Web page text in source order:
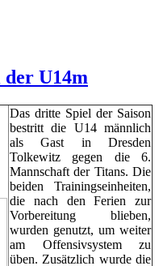
U14m
Das dritte Spiel der Saison
bestritt die U14 männlich
als Gast in Dresden
Tolkewitz gegen die 6.
Mannschaft der Titans. Die
beiden Trainingseinheiten,
die nach den Ferien zur
Vorbereitung blieben,
wurden genutzt, um weiter
am Offensivsystem zu
üben. Zusätzlich wurde die